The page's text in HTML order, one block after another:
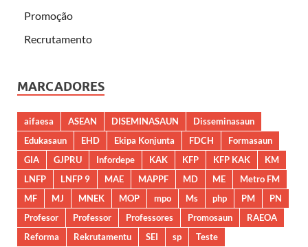
Promoção
Recrutamento
MARCADORES
aifaesa ASEAN DISEMINASAUN
Disseminasaun
Edukasaun
EHD Ekipa Konjunta FDCH
Formasaun
GIA
GJPRU Infordepe KAK KFP KFP KAK
KM
LNFP
LNFP 9 MAE MAPPF MD ME
Metro FM
MF
MJ MNEK MOP mpo Ms php PM
PN
Profesor
Professor Professores Promosaun
RAEOA
Reforma
Rekrutamentu SEI sp Teste